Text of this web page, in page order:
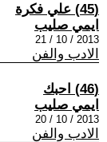
(45) علي فكرة
ايمي صليب
2013 / 10 / 21
الادب والفن
(46) احبك
ايمي صليب
2013 / 10 / 20
الادب والفن